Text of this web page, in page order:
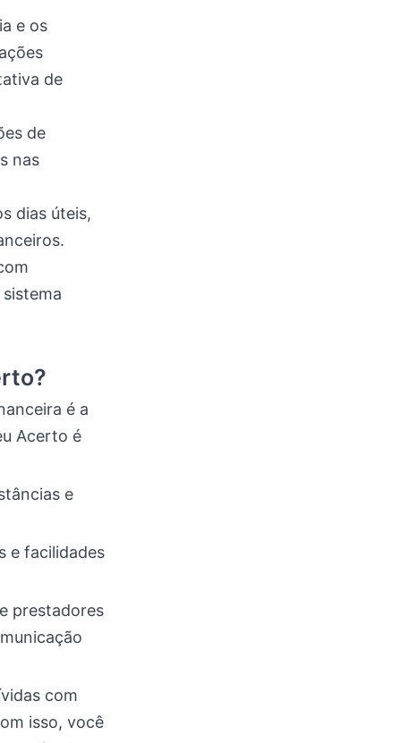
e os
de
de
nas
dias úteis,
é a
Acerto é
e
e facilidades
prestadores
com
isso, você